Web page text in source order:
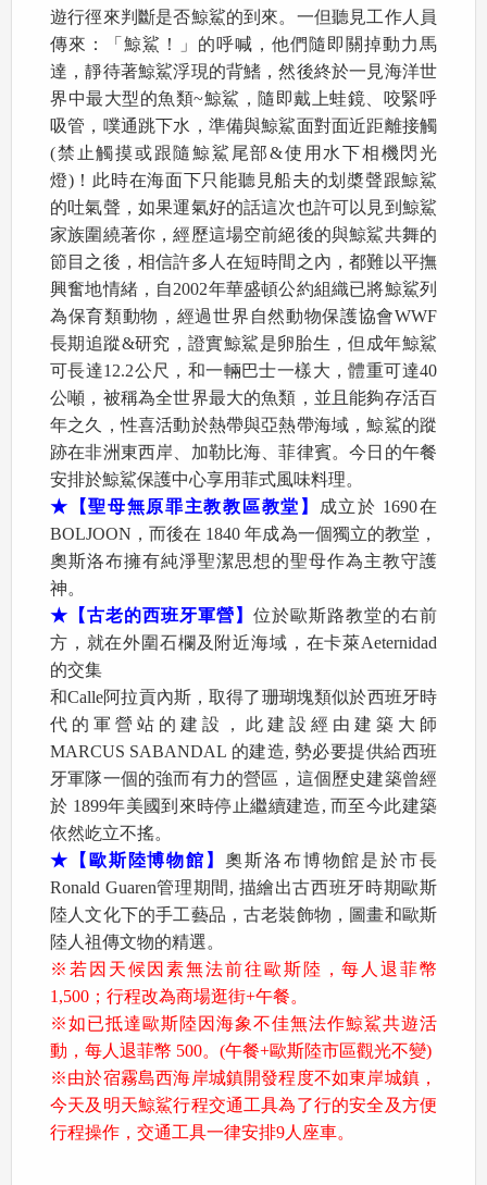
遊行徑來判斷是否鯨鯊的到來。一但聽見工作人員
傳來：「鯨鯊！」的呼喊，他們隨即關掉動力馬
達，靜待著鯨鯊浮現的背鰭，然後終於一見海洋世
界中最大型的魚類~鯨鯊，隨即戴上蛙鏡、咬緊呼
吸管，噗通跳下水，準備與鯨鯊面對面近距離接觸
(禁止觸摸或跟隨鯨鯊尾部&使用水下相機閃光
燈)！此時在海面下只能聽見船夫的划槳聲跟鯨鯊
的吐氣聲，如果運氣好的話這次也許可以見到鯨鯊
家族圍繞著你，經歷這場空前絕後的與鯨鯊共舞的
節目之後，相信許多人在短時間之內，都難以平撫
興奮地情緒，自2002年華盛頓公約組織已將鯨鯊列
為保育類動物，經過世界自然動物保護協會WWF
長期追蹤&研究，證實鯨鯊是卵胎生，但成年鯨鯊
可長達12.2公尺，和一輛巴士一樣大，體重可達40
公噸，被稱為全世界最大的魚類，並且能夠存活百
年之久，性喜活動於熱帶與亞熱帶海域，鯨鯊的蹤
跡在非洲東西岸、加勒比海、菲律賓。今日的午餐
安排於鯨鯊保護中心享用菲式風味料理。
★【聖母無原罪主教教區教堂】
成立於 1690在
BOLJOON，而後在 1840 年成為一個獨立的教堂，
奧斯洛布擁有純淨聖潔思想的聖母作為主教守護
神。
★【古老的西班牙軍營】 位於歐斯路教堂的右前
方，就在外圍石欄及附近海域，在卡萊Aeternidad
的交集
和Calle阿拉貢內斯，取得了珊瑚塊類似於西班牙時
代的軍營站的建設，此建設經由建築大師
MARCUS SABANDAL 的建造, 勢必要提供給西班
牙軍隊一個的強而有力的營區，這個歷史建築曾經
於 1899年美國到來時停止繼續建造, 而至今此建築
依然屹立不搖。
★【歐斯陸博物館】奧斯洛布博物館是於市長
Ronald Guaren管理期間, 描繪出古西班牙時期歐斯
陸人文化下的手工藝品，古老裝飾物，圖畫和歐斯
陸人祖傳文物的精選。
※若因天候因素無法前往歐斯陸，每人退菲幣
1,500；行程改為商場逛街+午餐。
※如已抵達歐斯陸因海象不佳無法作鯨鯊共遊活
動，每人退菲幣 500。(午餐+歐斯陸市區觀光不變)
※由於宿霧島西海岸城鎮開發程度不如東岸城鎮，
今天及明天鯨鯊行程交通工具為了行的安全及方便
行程操作，交通工具一律安排9人座車。